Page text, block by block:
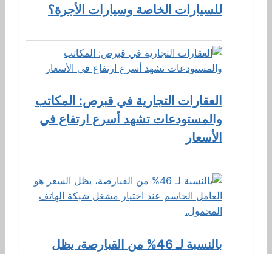
للسيارات الخاصة وسيارات الأجرة؟
العقارات التجارية في قبرص: المكاتب
والمستودعات تشهد أسرع ارتفاع في
الأسعار
بالنسبة لـ 46% من القبارصة، يظل